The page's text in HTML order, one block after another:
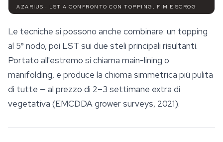
AZARIUS · LST A CONFRONTO CON TOPPING, FIM E SCROG
Le tecniche si possono anche combinare: un topping
al 5° nodo, poi LST sui due steli principali risultanti.
Portato all'estremo si chiama main-lining o
manifolding, e produce la chioma simmetrica più pulita
di tutte — al prezzo di 2–3 settimane extra di
vegetativa (EMCDDA grower surveys, 2021).